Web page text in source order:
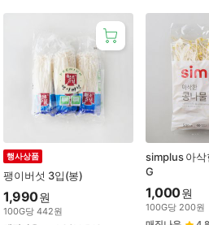
팽이버섯 3입(봉)
행사상품
1,990원
100G당 442원
simplus 아
G
1,000원
100G당 200원